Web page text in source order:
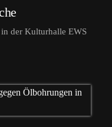
der Kulturhalle EWS